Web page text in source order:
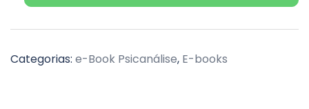
Categorias: e-Book Psicanálise, E-books